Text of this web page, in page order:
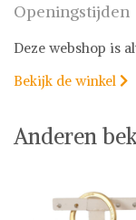
Openingstijden
Deze webshop is
Bekijk de winkel 
Anderen